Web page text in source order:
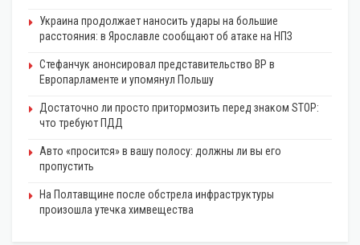
Украина продолжает наносить удары на большие
расстояния: в Ярославле сообщают об атаке на НПЗ
Стефанчук анонсировал представительство ВР в
Европарламенте и упомянул Польшу
Достаточно ли просто притормозить перед знаком STOP:
что требуют ПДД
Авто «просится» в вашу полосу: должны ли вы его
пропустить
На Полтавщине после обстрела инфраструктуры
произошла утечка химвещества